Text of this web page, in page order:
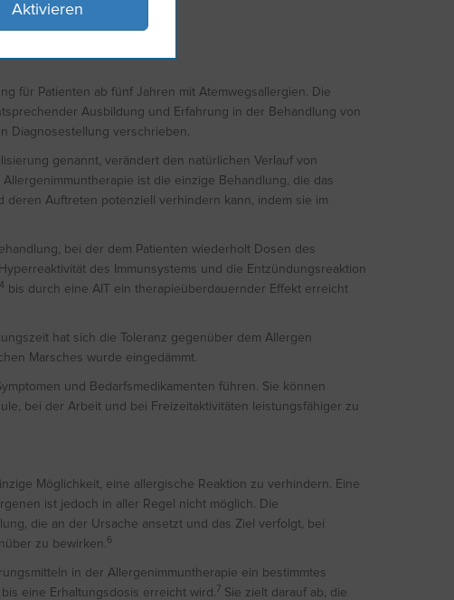
für Patienten ab fünf Jahren mit Atemwegsallergien. Die
Ausbildung und Erfahrung in der Behandlung von
Diagnosestellung verschrieben.
genannt, verändert den natürlichen Verlauf von
ist die einzige Behandlung, die das
deren Auftreten potenziell verhindern kann, indem sie im
bei der dem Patienten wiederholt Dosen des
des Immunsystems und die Entzündungsreaktion
4
bis durch eine AIT ein therapieüberdauernder Effekt erreicht
hat sich die Toleranz gegenüber dem Allergen
Marsches wurde eingedämmt.
und Bedarfsmedikamenten führen. Sie können
bei der Arbeit und bei Freizeitaktivitäten leistungsfähiger zu
Möglichkeit, eine allergische Reaktion zu verhindern. Eine
ist jedoch in aller Regel nicht möglich. Die
die an der Ursache ansetzt und das Ziel verfolgt, bei
zu bewirken. 6
in der Allergenimmuntherapie ein bestimmtes
eine Erhaltungsdosis erreicht wird. 7 Sie zielt darauf ab, die
Aktivieren